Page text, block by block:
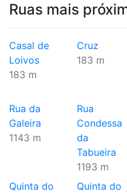
Ruas mais
Casal de
Loivos
183 m
Cruz
183 m
Rua da
Galeira
1143 m
Rua
Condessa
da
Tabueira
1193 m
Quinta do
Quinta do